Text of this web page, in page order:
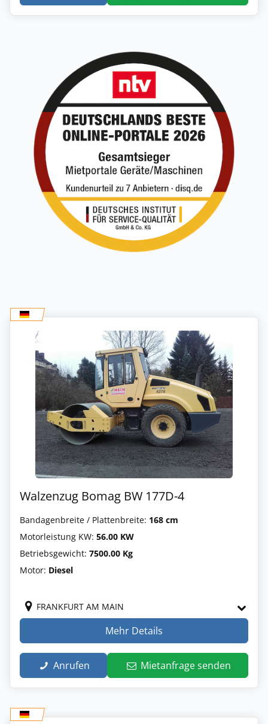
Walzenzug Bomag BW 177D-4
Bandagenbreite / Plattenbreite: 168 cm
Motorleistung KW: 56.00 KW
Betriebsgewicht: 7500.00 Kg
Motor: Diesel
FRANKFURT AM MAIN
Mehr Details
Anrufen Mietanfrage senden